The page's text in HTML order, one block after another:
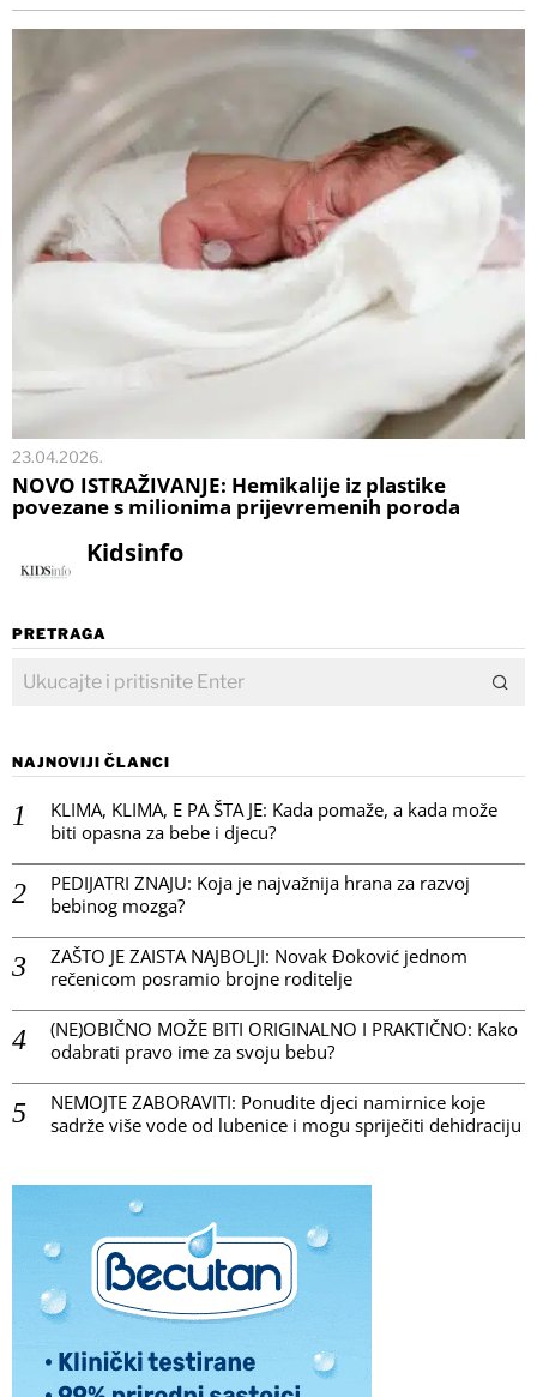
23.04.2026.
NOVO ISTRAŽIVANJE: Hemikalije iz plastike
povezane s milionima prijevremenih poroda
Kidsinfo
PRETRAGA
NAJNOVIJI ČLANCI
KLIMA, KLIMA, E PA ŠTA JE: Kada pomaže, a kada može
biti opasna za bebe i djecu?
PEDIJATRI ZNAJU: Koja je najvažnija hrana za razvoj
bebinog mozga?
ZAŠTO JE ZAISTA NAJBOLJI: Novak Đoković jednom
rečenicom posramio brojne roditelje
(NE)OBIČNO MOŽE BITI ORIGINALNO I PRAKTIČNO: Kako
odabrati pravo ime za svoju bebu?
NEMOJTE ZABORAVITI: Ponudite djeci namirnice koje
sadrže više vode od lubenice i mogu spriječiti dehidraciju